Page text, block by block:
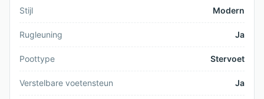
Stijl Modern
Rugleuning Ja
Poottype Stervoet
Verstelbare voetensteun Ja